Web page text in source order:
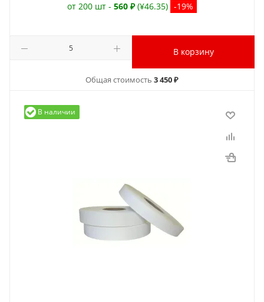
от 200 шт - 560 ₽ (¥46.35) -19%
В корзину
Общая стоимость 3 450 ₽
В наличии